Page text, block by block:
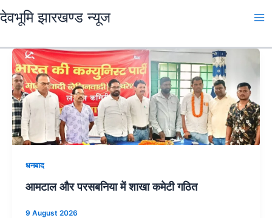
Skip
to
देवभूमि झारखण्ड न्यूज
धनबाद
आमटाल और परसबनिया में शाखा कमेटी गठित
9 August 2026